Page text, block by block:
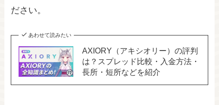
ださい。
あわせて読みたい
AXIORY（アキシオリー）の評判
は？スプレッド比較・入金方法・
長所・短所などを紹介